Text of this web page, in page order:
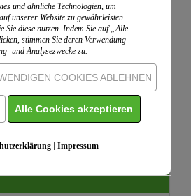
und ähnliche Technologien, um
unserer Website zu gewährleisten
Sie diese nutzen. Indem Sie auf „Alle
stimmen Sie deren Verwendung
und Analysezwecke zu.
COOKIES ABLEHNEN
Alle Cookies akzeptieren
| Impressum